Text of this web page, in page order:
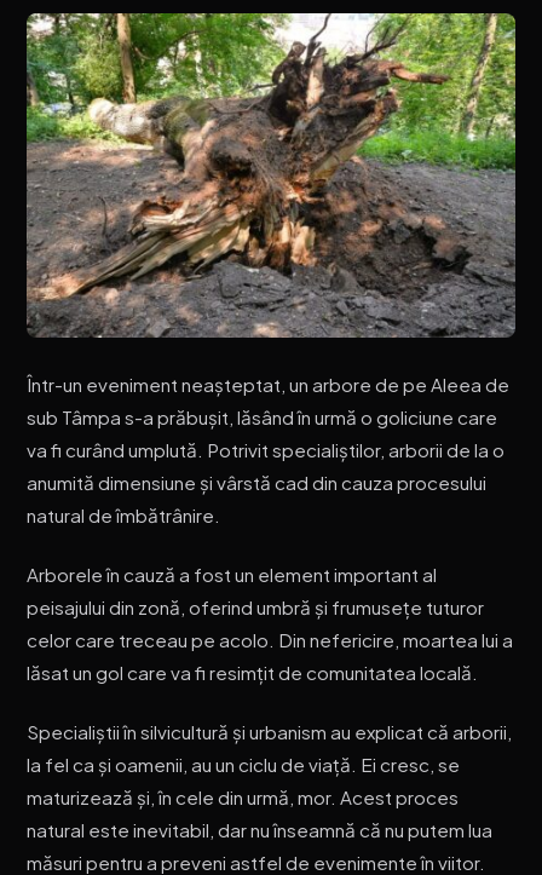
Într-un eveniment neașteptat, un arbore de pe Aleea de
sub Tâmpa s-a prăbușit, lăsând în urmă o goliciune care
va fi curând umplută. Potrivit specialiștilor, arborii de la o
anumită dimensiune și vârstă cad din cauza procesului
natural de îmbătrânire.
Arborele în cauză a fost un element important al
peisajului din zonă, oferind umbră și frumusețe tuturor
celor care treceau pe acolo. Din nefericire, moartea lui a
lăsat un gol care va fi resimțit de comunitatea locală.
Specialiștii în silvicultură și urbanism au explicat că arborii,
la fel ca și oamenii, au un ciclu de viață. Ei cresc, se
maturizează și, în cele din urmă, mor. Acest proces
natural este inevitabil, dar nu înseamnă că nu putem lua
măsuri pentru a preveni astfel de evenimente în viitor.